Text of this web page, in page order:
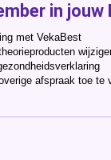
in
met VekaBest
afspraak toe te